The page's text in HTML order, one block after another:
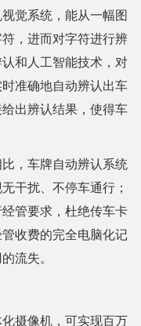
觉系统，能从一幅图
，进而对字符进行辨
和人工智能技术，对
准确地自动辨认出车
出辨认结果，使得车
，车牌自动辨认系统
干扰、不停车通行；
管要求，杜绝传车卡
收费的完全电脑化记
流失。
摄像机，可实现百万